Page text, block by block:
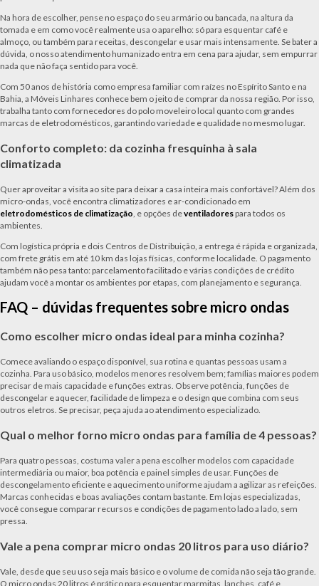
Na hora de escolher, pense no espaço do seu armário ou bancada, na altura da
tomada e em como você realmente usa o aparelho: só para esquentar café e
almoço, ou também para receitas, descongelar e usar mais intensamente. Se bater a
dúvida, o nosso atendimento humanizado entra em cena para ajudar, sem empurrar
nada que não faça sentido para você.
Com 50 anos de história como empresa familiar com raízes no Espírito Santo e na
Bahia, a Móveis Linhares conhece bem o jeito de comprar da nossa região. Por isso,
trabalha tanto com fornecedores do polo moveleiro local quanto com grandes
marcas de eletrodomésticos, garantindo variedade e qualidade no mesmo lugar.
Conforto completo: da cozinha fresquinha à sala
climatizada
Quer aproveitar a visita ao site para deixar a casa inteira mais confortável? Além dos
micro-ondas, você encontra climatizadores e ar-condicionado em
eletrodomésticos de climatização, e opções deventiladorespara todos os
ambientes.
Com logística própria e dois Centros de Distribuição, a entrega é rápida e organizada,
com frete grátis em até 10 km das lojas físicas, conforme localidade. O pagamento
também não pesa tanto: parcelamento facilitado e várias condições de crédito
ajudam você a montar os ambientes por etapas, com planejamento e segurança.
FAQ – dúvidas frequentes sobre micro ondas
Como escolher micro ondas ideal para minha cozinha?
Comece avaliando o espaço disponível, sua rotina e quantas pessoas usam a
cozinha. Para uso básico, modelos menores resolvem bem; famílias maiores podem
precisar de mais capacidade e funções extras. Observe potência, funções de
descongelar e aquecer, facilidade de limpeza e o design que combina com seus
outros eletros. Se precisar, peça ajuda ao atendimento especializado.
Qual o melhor forno micro ondas para família de 4 pessoas?
Para quatro pessoas, costuma valer a pena escolher modelos com capacidade
intermediária ou maior, boa potência e painel simples de usar. Funções de
descongelamento eficiente e aquecimento uniforme ajudam a agilizar as refeições.
Marcas conhecidas e boas avaliações contam bastante. Em lojas especializadas,
você consegue comparar recursos e condições de pagamento lado a lado, sem
pressa.
Vale a pena comprar micro ondas 20 litros para uso diário?
Vale, desde que seu uso seja mais básico e o volume de comida não seja tão grande.
O micro ondas 20 litros é prático para esquentar marmitas, lanches, café e